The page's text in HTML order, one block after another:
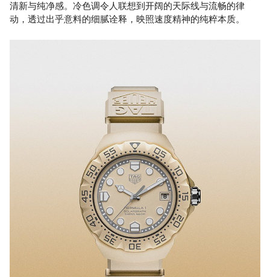
清新与纯净感。冷色调令人联想到开阔的天际线与流畅的律
动，透过出乎意料的细腻诠释，映照速度精神的纯粹本质。